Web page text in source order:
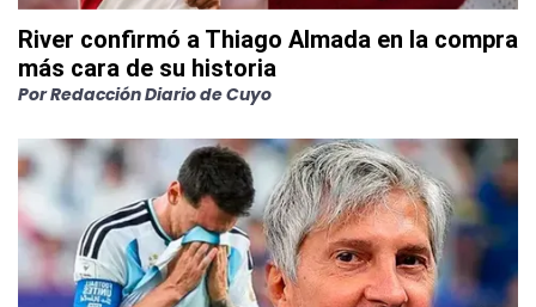
River confirmó a Thiago Almada en la compra
más cara de su historia
PorRedacción Diario de Cuyo